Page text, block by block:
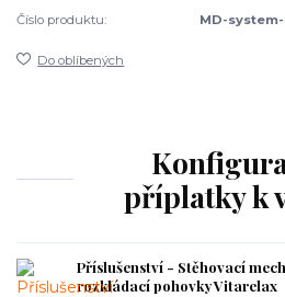
Číslo produktu: MD-
Do oblíbených
příplatky k
Příslušenství - Stěhovací
rozkládací pohovky Vitarelax